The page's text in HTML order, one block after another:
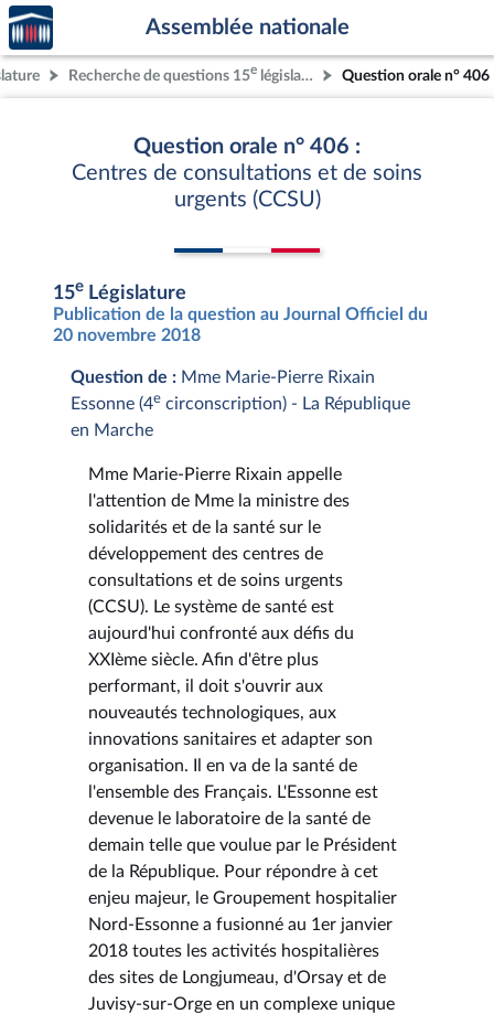
Aller au contenu
Aller en bas de la page
Accèder
à la
page
d'accueil
Assemblée nationale
Recherche de questions 15e législature Question orale n° 406
Question orale n° 406 :
Centres de consultations et de soins
urgents (CCSU)
15e Législature
Publication de la question au Journal Officiel du
20 novembre 2018
Question de : Mme Marie-Pierre Rixain
Essonne (4e circonscription) - La République
en Marche
Mme Marie-Pierre Rixain appelle
l'attention de Mme la ministre des
solidarités et de la santé sur le
développement des centres de
consultations et de soins urgents
(CCSU). Le système de santé est
aujourd'hui confronté aux défis du
XXIème siècle. Afin d'être plus
performant, il doit s'ouvrir aux
nouveautés technologiques, aux
innovations sanitaires et adapter son
organisation. Il en va de la santé de
l'ensemble des Français. L'Essonne est
devenue le laboratoire de la santé de
demain telle que voulue par le Président
de la République. Pour répondre à cet
enjeu majeur, le Groupement hospitalier
Nord-Essonne a fusionné au 1er janvier
2018 toutes les activités hospitalières
des sites de Longjumeau, d'Orsay et de
Juvisy-sur-Orge en un complexe unique